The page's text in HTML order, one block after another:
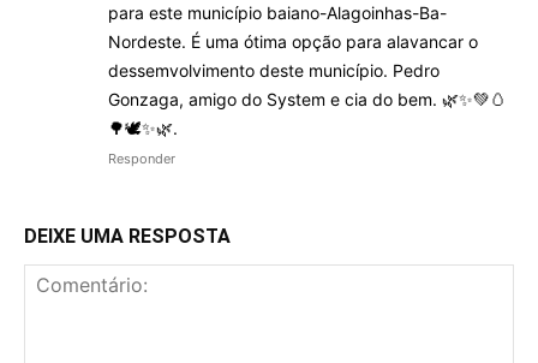
para este município baiano-Alagoinhas-Ba-
Nordeste. É uma ótima opção para alavancar o
dessemvolvimento deste município. Pedro
Gonzaga, amigo do System e cia do bem. 🌿✨️💚🥚
🌳🕊✨️🌿.
Responder
DEIXE UMA RESPOSTA